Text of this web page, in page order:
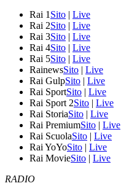
Rai 1 Sito | Live
Rai 2Sito | Live
Rai 3Sito | Live
Rai 4Sito | Live
Rai 5Sito | Live
RainewsSito | Live
Rai GulpSito | Live
Rai SportSito | Live
Rai Sport 2Sito | Live
Rai StoriaSito | Live
Rai PremiumSito | Live
Rai ScuolaSito | Live
Rai YoYoSito | Live
Rai MovieSito | Live
RADIO